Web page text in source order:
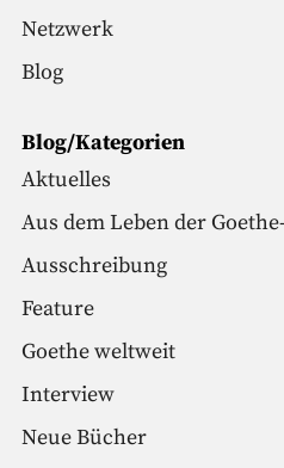
Netzwerk
Blog
Blog/Kategorien
Aktuelles
Aus dem Leben der
Ausschreibung
Feature
Goethe weltweit
Interview
Neue Bücher